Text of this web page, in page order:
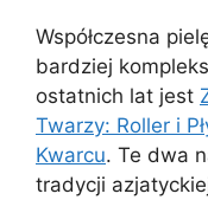
Współczesna
bardziej
ostatnich lat jest
Twarzy: Roller i
Kwarcu. Te dwa
tradycji